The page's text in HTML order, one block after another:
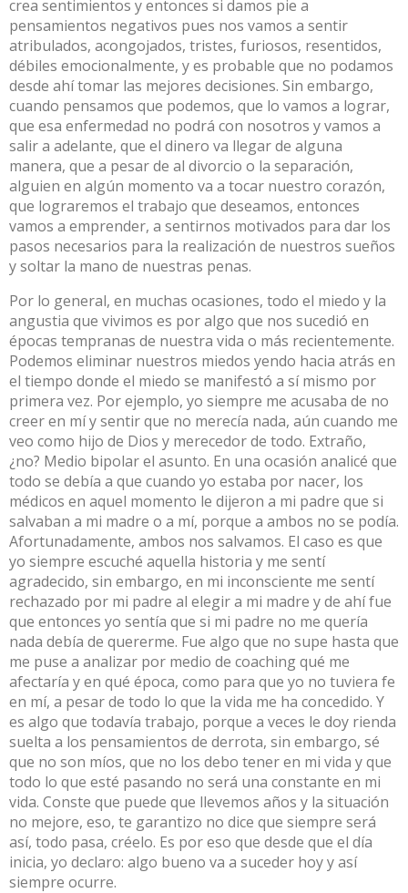
crea sentimientos y entonces si damos pie a
pensamientos negativos pues nos vamos a sentir
atribulados, acongojados, tristes, furiosos, resentidos,
débiles emocionalmente, y es probable que no podamos
desde ahí tomar las mejores decisiones. Sin embargo,
cuando pensamos que podemos, que lo vamos a lograr,
que esa enfermedad no podrá con nosotros y vamos a
salir a adelante, que el dinero va llegar de alguna
manera, que a pesar de al divorcio o la separación,
alguien en algún momento va a tocar nuestro corazón,
que lograremos el trabajo que deseamos, entonces
vamos a emprender, a sentirnos motivados para dar los
pasos necesarios para la realización de nuestros sueños
y soltar la mano de nuestras penas.
Por lo general, en muchas ocasiones, todo el miedo y la
angustia que vivimos es por algo que nos sucedió en
épocas tempranas de nuestra vida o más recientemente.
Podemos eliminar nuestros miedos yendo hacia atrás en
el tiempo donde el miedo se manifestó a sí mismo por
primera vez. Por ejemplo, yo siempre me acusaba de no
creer en mí y sentir que no merecía nada, aún cuando me
veo como hijo de Dios y merecedor de todo. Extraño,
¿no? Medio bipolar el asunto. En una ocasión analicé que
todo se debía a que cuando yo estaba por nacer, los
médicos en aquel momento le dijeron a mi padre que si
salvaban a mi madre o a mí, porque a ambos no se podía.
Afortunadamente, ambos nos salvamos. El caso es que
yo siempre escuché aquella historia y me sentí
agradecido, sin embargo, en mi inconsciente me sentí
rechazado por mi padre al elegir a mi madre y de ahí fue
que entonces yo sentía que si mi padre no me quería
nada debía de quererme. Fue algo que no supe hasta que
me puse a analizar por medio de coaching qué me
afectaría y en qué época, como para que yo no tuviera fe
en mí, a pesar de todo lo que la vida me ha concedido. Y
es algo que todavía trabajo, porque a veces le doy rienda
suelta a los pensamientos de derrota, sin embargo, sé
que no son míos, que no los debo tener en mi vida y que
todo lo que esté pasando no será una constante en mi
vida. Conste que puede que llevemos años y la situación
no mejore, eso, te garantizo no dice que siempre será
así, todo pasa, créelo. Es por eso que desde que el día
inicia, yo declaro: algo bueno va a suceder hoy y así
siempre ocurre.